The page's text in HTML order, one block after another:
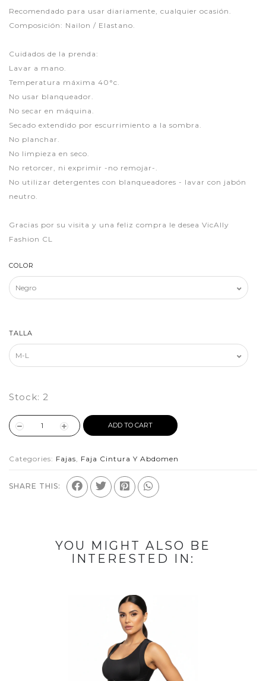
Recomendado para usar diariamente, cualquier ocasión.
Composición: Nailon / Elastano.
Cuidados de la prenda:
Lavar a mano.
Temperatura máxima 40°c.
No usar blanqueador.
No secar en máquina.
Secado extendido por escurrimiento a la sombra.
No planchar.
No limpieza en seco.
No retorcer, ni exprimir -no remojar-.
No utilizar detergentes con blanqueadores - lavar con jabón
neutro.
Gracias por su visita y una feliz compra le desea VicAlly
Fashion CL
COLOR
TALLA
Stock: 2
ADD TO CART
Categories: Fajas Faja Cintura Y Abdomen
SHARE THIS:
YOU MIGHT ALSO BE
INTERESTED IN: